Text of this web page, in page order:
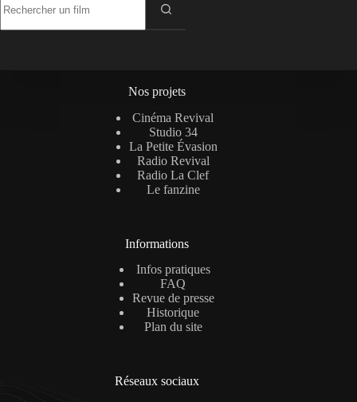
résultat
Nos projets
Cinéma Revival
Studio 34
La Petite Évasion
Radio Revival
Radio La Clef
Le fanzine
Informations
Infos pratiques
FAQ
Revue de presse
Historique
Plan du site
Réseaux sociaux